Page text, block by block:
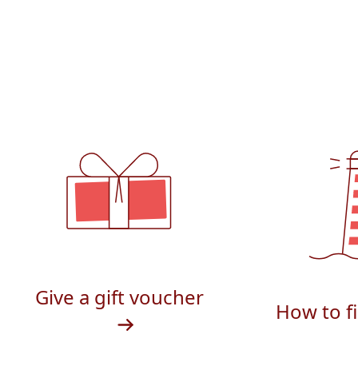
Give a gift voucher
How to